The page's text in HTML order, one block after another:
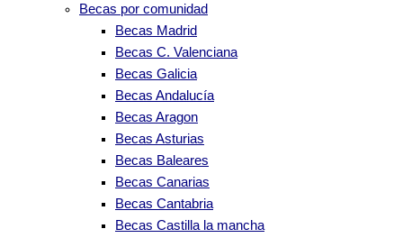
Becas por comunidad
Becas Madrid
Becas C. Valenciana
Becas Galicia
Becas Andalucía
Becas Aragon
Becas Asturias
Becas Baleares
Becas Canarias
Becas Cantabria
Becas Castilla la mancha